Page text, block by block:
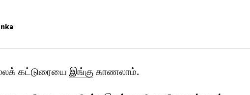
கட்டுரையை இங்குகாணலாம்.